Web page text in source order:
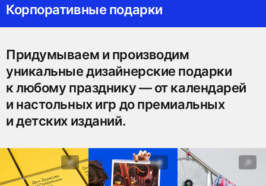
Корпоративные подарки
Придумываем и производим
уникальные дизайнерские подарки
к любому празднику — от календарей
и настольных игр до премиальных
и детских изданий.